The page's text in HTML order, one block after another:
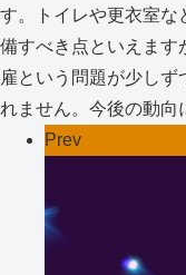
す。トイレや更衣室な
備すべき点といえます
雇という問題が少しず
れません。今後の動向
Prev